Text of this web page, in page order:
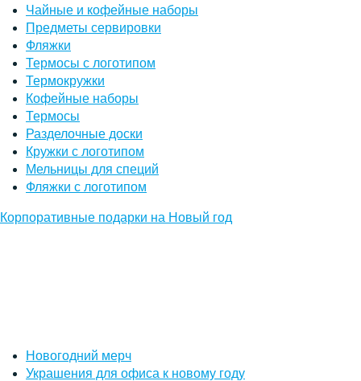
Чайные и кофейные наборы
Предметы сервировки
Фляжки
Термосы с логотипом
Термокружки
Кофейные наборы
Термосы
Разделочные доски
Кружки с логотипом
Мельницы для специй
Фляжки с логотипом
Корпоративные подарки на Новый год
Новогодний мерч
Украшения для офиса к новому году